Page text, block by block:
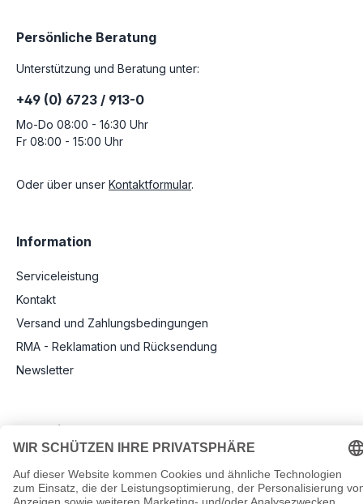
Persönliche Beratung
Unterstützung und Beratung unter:
+49 (0) 6723 / 913-0
Mo-Do 08:00 - 16:30 Uhr
Fr 08:00 - 15:00 Uhr
Oder über unser Kontaktformular.
Information
Serviceleistung
Kontakt
Versand und Zahlungsbedingungen
RMA - Reklamation und Rücksendung
Newsletter
Rechtliche Angaben
AGB